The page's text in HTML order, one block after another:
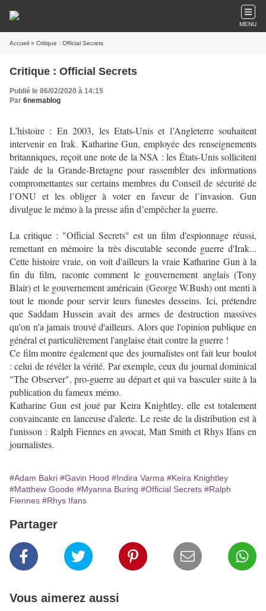
MENU
Accueil » Critique : Official Secrets
Critique : Official Secrets
Publié le 06/02/2020 à 14:15
Par 6nemablog
L'histoire : En 2003, les Etats-Unis et l’Angleterre souhaitent
intervenir en Irak. Katharine Gun, employée des renseignements
britanniques, reçoit une note de la NSA : les États-Unis sollicitent
l'aide de la Grande-Bretagne pour rassembler des informations
compromettantes sur certains membres du Conseil de sécurité de
l’ONU et les obliger à voter en faveur de l’invasion. Gun
divulgue le mémo à la presse afin d’empêcher la guerre.
La critique : "Official Secrets" est un film d'espionnage réussi,
remettant en mémoire la très discutable seconde guerre d'Irak...
Cette histoire vraie, on voit d'ailleurs la vraie Katharine Gun à la
fin du film, raconte comment le gouvernement anglais (Tony
Blair) et le gouvernement américain (George W.Bush) ont menti à
tout le monde pour servir leurs funestes desseins. Ici, prétendre
que Saddam Hussein avait des armes de destruction massives
qu'on n'a jamais trouvé d'ailleurs. Alors que l'opinion publique en
général et particulièrement l'anglaise était contre la guerre !
Ce film montre également que des journalistes ont fait leur boulot
: celui de révéler la vérité. Par exemple, ceux du journal dominical
"The Observer", pro-guerre au départ et qui va basculer suite à la
publication du fameux mémo.
Katharine Gun est joué par Keira Knightley, elle est totalement
convaincante en lanceuse d'alerte. Le reste de la distribution est à
l'unisson : Ralph Fiennes en avocat, Matt Smith et Rhys Ifans en
journalistes.
#Adam Bakri #Gavin Hood #Indira Varma #Keira Knightley
#Matthew Goode #Myanna Buring #Official Secrets #Ralph
Fiennes #Rhys Ifans
Partager
Vous aimerez aussi